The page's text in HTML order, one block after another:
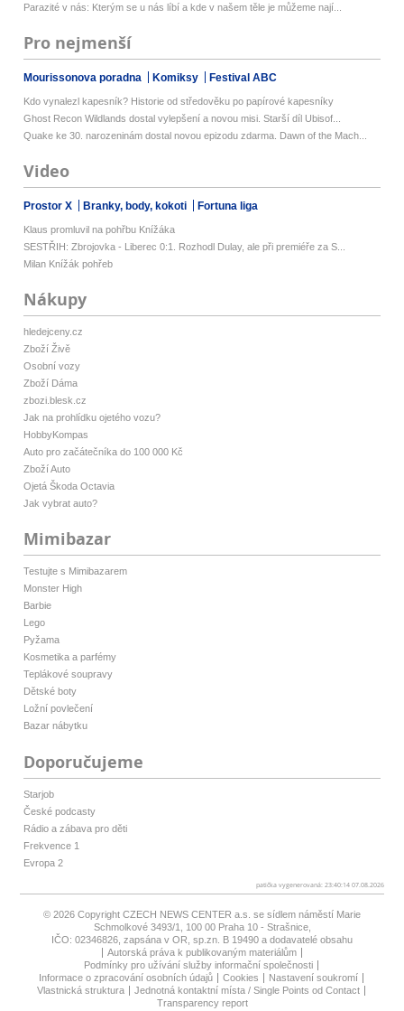
Parazité v nás: Kterým se u nás líbí a kde v našem těle je můžeme nají...
Pro nejmenší
Mourissonova poradna Komiksy Festival ABC
Kdo vynalezl kapesník? Historie od středověku po papírové kapesníky
Ghost Recon Wildlands dostal vylepšení a novou misi. Starší díl Ubisof...
Quake ke 30. narozeninám dostal novou epizodu zdarma. Dawn of the Mach...
Video
Prostor X Branky, body, kokoti Fortuna liga
Klaus promluvil na pohřbu Knížáka
SESTŘIH: Zbrojovka - Liberec 0:1. Rozhodl Dulay, ale při premiéře za S...
Milan Knížák pohřeb
Nákupy
hledejceny.cz
Zboží Živě
Osobní vozy
Zboží Dáma
zbozi.blesk.cz
Jak na prohlídku ojetého vozu?
HobbyKompas
Auto pro začátečníka do 100 000 Kč
Zboží Auto
Ojetá Škoda Octavia
Jak vybrat auto?
Mimibazar
Testujte s Mimibazarem
Monster High
Barbie
Lego
Pyžama
Kosmetika a parfémy
Teplákové soupravy
Dětské boty
Ložní povlečení
Bazar nábytku
Doporučujeme
Starjob
České podcasty
Rádio a zábava pro děti
Frekvence 1
Evropa 2
patička vygenerovaná: 23:40:14 07.08.2026
© 2026 Copyright CZECH NEWS CENTER a.s. se sídlem náměstí Marie
Schmolkové 3493/1, 100 00 Praha 10 - Strašnice,
IČO: 02346826, zapsána v OR, sp.zn. B 19490 a dodavatelé obsahu
Autorská práva k publikovaným materiálům
Podmínky pro užívání služby informační společnosti
Informace o zpracování osobních údajů
Cookies
Nastavení soukromí
Vlastnická struktura
Jednotná kontaktní místa / Single Points od Contact
Transparency report